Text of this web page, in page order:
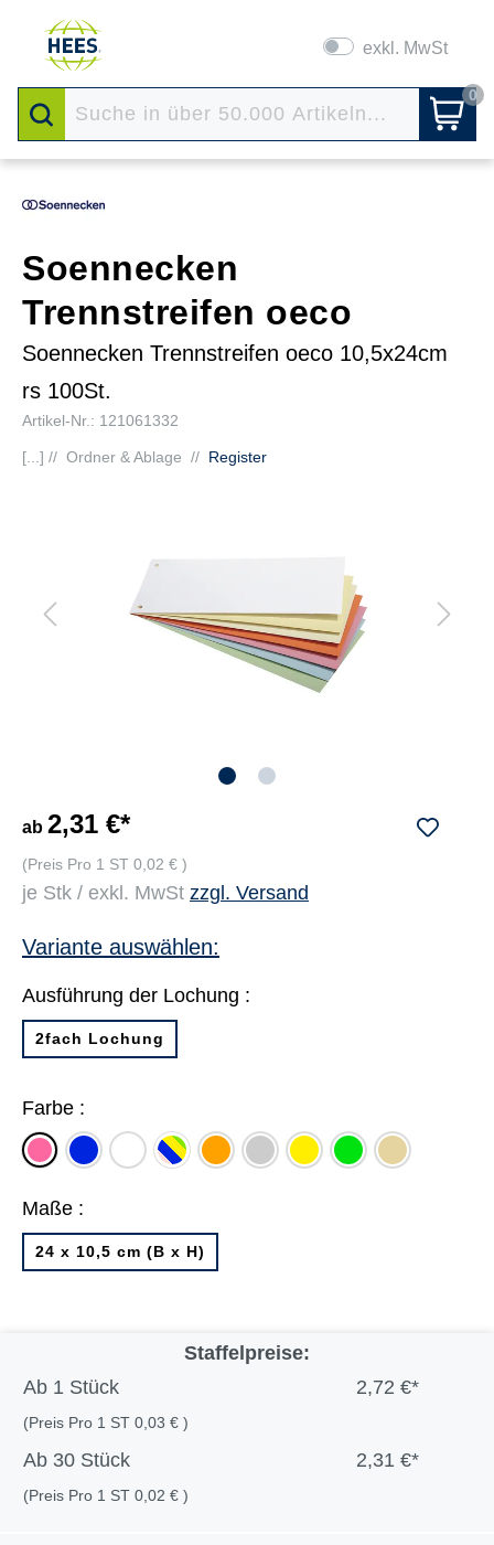
exkl. MwSt
0
Soennecken
Trennstreifen oeco
Soennecken Trennstreifen oeco 10,5x24cm
rs 100St.
Artikel-Nr.: 121061332
[...] // Ordner & Ablage // Register
ab 2,31 €*
(Preis Pro 1 ST 0,02 € )
je Stk / exkl. MwSt zzgl. Versand
Variante auswählen:
Ausführung der Lochung :
2fach Lochung
Farbe :
rosa blau weiß
je
25
blau,
gelb,
orangegrau gelb grün chamois
Maße :
24 x 10,5 cm (B x H)
Staffelpreise:
Ab 1 Stück 2,72 €*
(Preis Pro 1 ST 0,03 € )
Ab 30 Stück 2,31 €*
(Preis Pro 1 ST 0,02 € )